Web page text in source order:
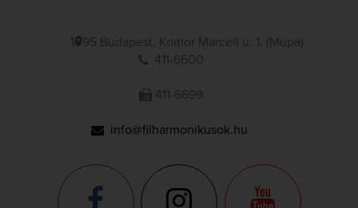
1095 Budapest, Komor Marcell u. 1. (Müpa)
411-6600
411-6699
info@filharmonikusok.hu